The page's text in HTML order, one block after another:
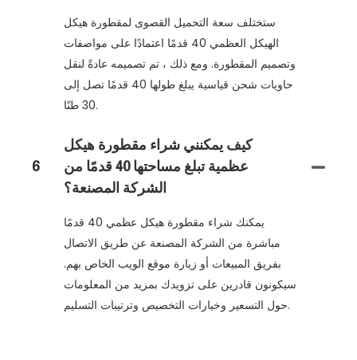
ستختلف سعة التحميل القصوى لمقطورة هيكل
الهيكل العظمي 40 قدمًا اعتمادًا على مواصفات
وتصميم المقطورة. ومع ذلك ، تم تصميمه عادةً لنقل
حاويات شحن قياسية يبلغ طولها 40 قدمًا تصل إلى
30 طنًا.
6
كيف يمكنني شراء مقطورة هيكل
عظمية تبلغ مساحتها 40 قدمًا من
الشركة المصنعة؟
يمكنك شراء مقطورة هيكل عظمي 40 قدمًا
مباشرة من الشركة المصنعة عن طريق الاتصال
بفريق المبيعات أو زيارة موقع الويب الخاص بهم.
سيكونون قادرين على تزويدك بمزيد من المعلومات
حول التسعير وخيارات التخصيص وترتيبات التسليم.